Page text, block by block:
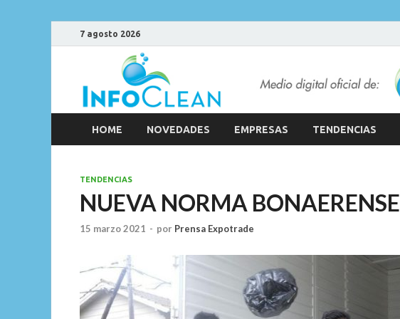
7 agosto 2026
HOME NOVEDADES EMPRESAS TENDENCIAS
TENDENCIAS
NUEVA NORMA BONAERENSE
15 marzo 2021 - por Prensa Expotrade